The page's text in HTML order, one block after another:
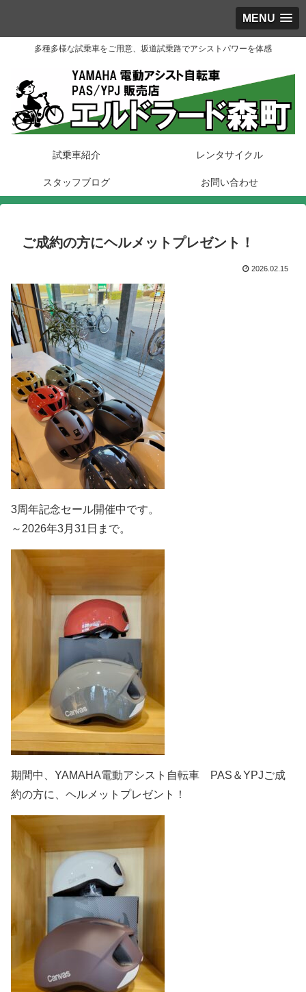
MENU
多種多様な試乗車をご用意、坂道試乗路でアシストパワーを体感
試乗車紹介 レンタサイクル
スタッフブログ お問い合わせ
ご成約の方にヘルメットプレゼント！
2026.02.15
3周年記念セール開催中です。
～2026年3月31日まで。
期間中、YAMAHA電動アシスト自転車 PAS＆YPJご成
約の方に、ヘルメットプレゼント！